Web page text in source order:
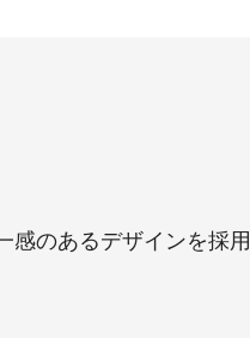
感のあるデザインを採用